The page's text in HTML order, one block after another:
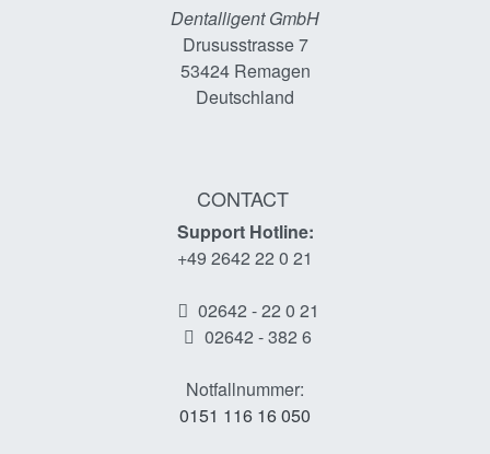
Dentalligent GmbH
Drususstrasse 7
53424Remagen
Deutschland
CONTACT
Support Hotline:
+49 2642 22 0 21
02642 - 22 0 21
02642 - 382 6
Notfallnummer:
0151 116 16 050